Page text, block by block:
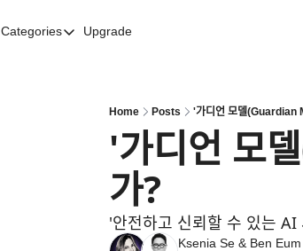
Categories
Categories
AI 에이전트
AI Infra Unicorns
Community Twist
"Froth on the Daydream"
Upgrade
Home Posts '가디언 모델(Guardian
'가디언
가?
'안전하고 신뢰할 수 있는
Ksenia Se & Ben Eum